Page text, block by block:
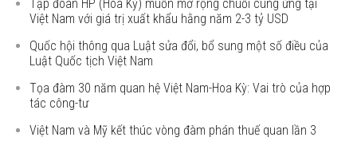
Tập đoàn HP (Hoa Kỳ) muốn mở rộng chuỗi cung ứng tại
Việt Nam với giá trị xuất khẩu hằng năm 2-3 tỷ USD
Quốc hội thông qua Luật sửa đổi, bổ sung một số điều của
Luật Quốc tịch Việt Nam
Tọa đàm 30 năm quan hệ Việt Nam-Hoa Kỳ: Vai trò của hợp
tác công-tư
Việt Nam và Mỹ kết thúc vòng đàm phán thuế quan lần 3